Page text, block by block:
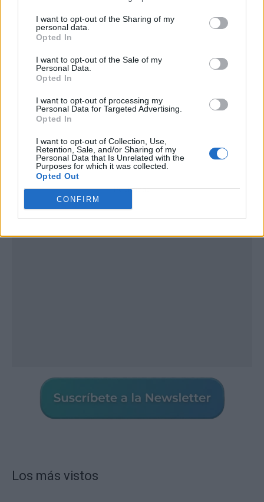
I want to opt-out of the Sharing of my
personal data.
Opted In
I want to opt-out of the Sale of my
Personal Data.
Opted In
I want to opt-out of processing my
Personal Data for Targeted Advertising.
Opted In
I want to opt-out of Collection, Use,
Retention, Sale, and/or Sharing of my
Personal Data that Is Unrelated with the
Purposes for which it was collected.
Opted Out
CONFIRM
Publicidad
Los más vistos